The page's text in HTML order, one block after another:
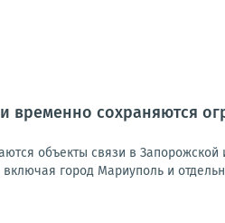
сохраняются
объекты связи в
город Мариуполь и